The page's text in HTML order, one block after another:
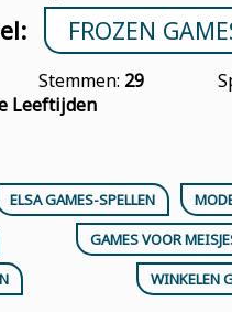
FROZEN
Stemmen: 29
Leeftijden
ELSA GAMES-SPELLEN
GAMES VOOR
WINKELEN